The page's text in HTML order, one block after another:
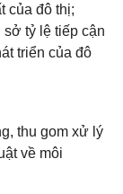
của đô thị;
tỷ lệ tiếp cận
triển của đô
thu gom xử lý
về môi